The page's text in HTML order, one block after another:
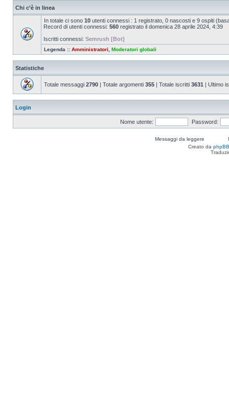
Chi c’è in linea
In totale ci sono 10 utenti connessi : 1 registrato, 0 nascosti e 9 ospiti
Record di utenti connessi: 560 registrato il domenica 28 aprile 2024, 4:39
Iscritti connessi: Semrush [Bot]
Legenda :: Amministratori Moderatori globali
Statistiche
Totale messaggi 2790 | Totale argomenti 355 | Totale iscritti 3631 | Ultimo
Login
Nome utente: Password:
Messaggi da leggere
Creato da phpBB